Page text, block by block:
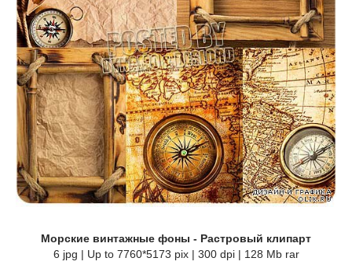
Морские винтажные фоны - Растровый клипарт
6 jpg | Up to 7760*5173 pix | 300 dpi | 128 Mb rar